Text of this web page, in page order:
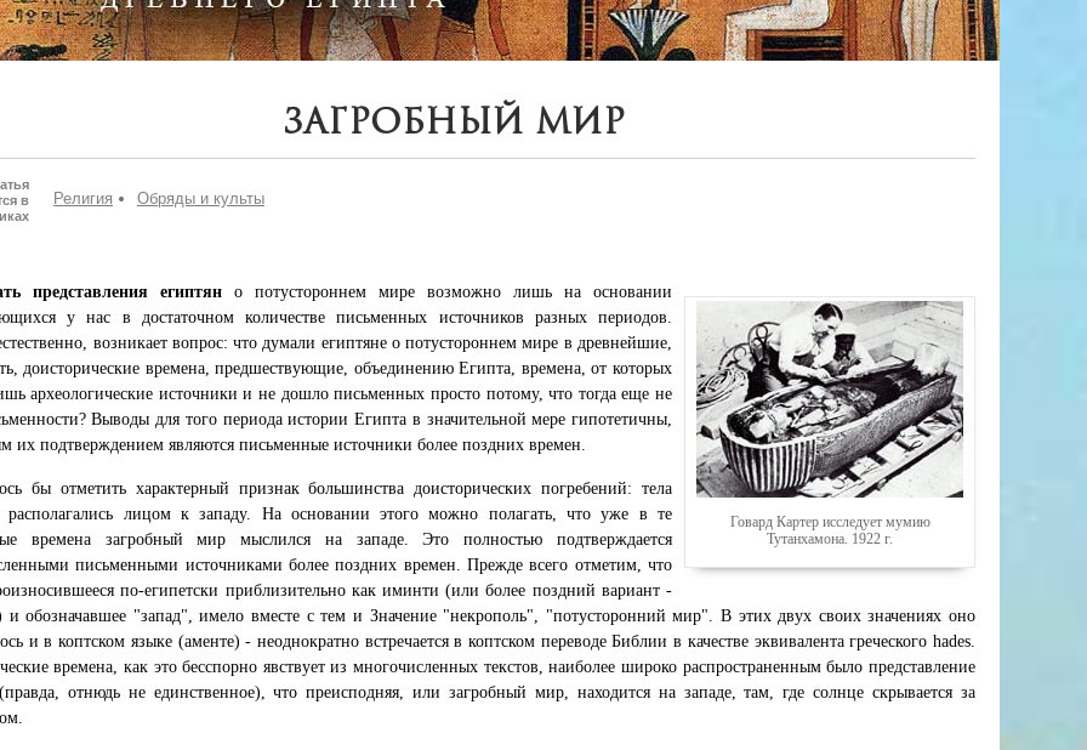
Загробный мир
в
Религия Обряды и культы
Говард Картер исследует мумию
Тутанхамона. 1922 г.
представления египтян о потустороннем мире возможно лишь на основании
у нас в достаточном количестве письменных источников разных периодов.
возникает вопрос: что думали египтяне о потустороннем мире в древнейшие,
доисторические времена, предшествующие, объединению Египта, времена, от которых
археологические источники и не дошло письменных просто потому, что тогда еще не
Выводы для того периода истории Египта в значительной мере гипотетичны,
их подтверждением являются письменные источники более поздних времен.
бы отметить характерный признак большинства доисторических погребений: тела
лицом к западу. На основании этого можно полагать, что уже в те
времена загробный мир мыслился на западе. Это полностью подтверждается
письменными источниками более поздних времен. Прежде всего отметим, что
по-египетски приблизительно как иминти (или более поздний вариант -
и обозначавшее "запад", имело вместе с тем и Значение "некрополь", "потусторонний мир". В этих двух своих значениях оно
и в коптском языке (аменте) - неоднократно встречается в коптском переводе Библии в качестве эквивалента греческого hades.
времена, как это бесспорно явствует из многочисленных текстов, наиболее широко распространенным было представление
отнюдь не единственное), что преисподняя, или загробный мир, находится на западе, там, где солнце скрывается за